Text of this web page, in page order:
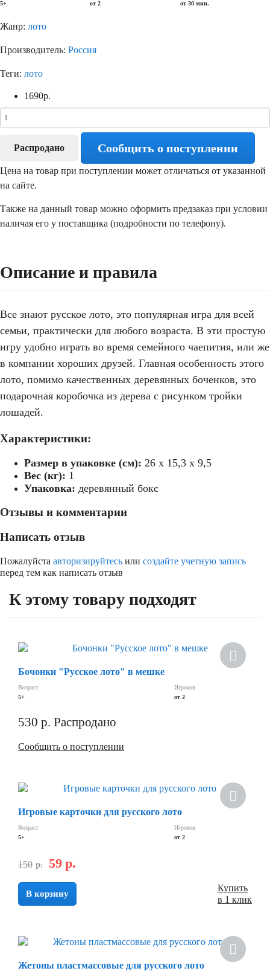
5+ от 2 от 30 мин.
Жанр: лото
Производитель: Россия
Теги: лото
1690р.
Распродано Сообщить о поступлении
Цена на товар при поступлении может отличаться от указанной
на сайте.
Также на данный товар можно оформить предзаказ при условии
наличая его у поставщика (подробности по телефону).
Описание и правила
Все знают русское лото, это популярная игра для всей
семьи, практически для любого возраста. В эти простую
игру удобно играть во время семейного чаепития, или же
в компании хороших друзей. Главная особенность этого
лото, помимо качественных деревянных боченков, это
подарочная коробочка из дерева с рисунком тройки
лошадей.
Характеристики:
Размер в упаковке (см): 26 х 15,3 х 9,5
Вес (кг): 1
Упаковка: деревянный бокс
Отзывы и комментарии
Написать отзыв
Пожалуйста авторизируйтесь или создайте учетную запись
перед тем как написать отзыв
К этому товару подходят
Бочонки "Русское лото" в мешке
Возраст
5+
Игроков
от 2
530 р. Распродано
Сообщить о поступлении
Игровые карточки для русского лото
Возраст
5+
Игроков
от 2
150 р. 59 р.
В корзину
Купить
в 1 клик
Жетоны пластмассовые для русского лото